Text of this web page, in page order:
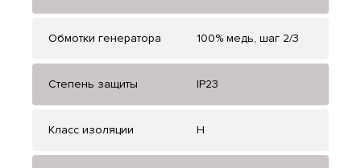
Обмотки генератора 100% медь, шаг 2/3
Степень защиты IP23
Класс изоляции H